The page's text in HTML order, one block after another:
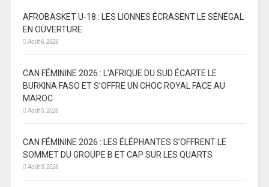
AFROBASKET U-18 : LES LIONNES ÉCRASENT LE SÉNÉGAL
EN OUVERTURE
Août 6, 2026
CAN FÉMININE 2026 : L’AFRIQUE DU SUD ÉCARTE LE
BURKINA FASO ET S’OFFRE UN CHOC ROYAL FACE AU
MAROC
Août 5, 2026
CAN FÉMININE 2026 : LES ÉLÉPHANTES S’OFFRENT LE
SOMMET DU GROUPE B ET CAP SUR LES QUARTS
Août 5, 2026